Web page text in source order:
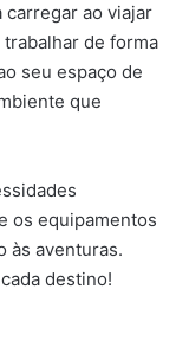
ao viajar
de forma
seu espaço de
que
os equipamentos
às aventuras.
destino!